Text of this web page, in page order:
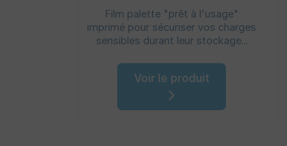
Film palette "prêt à l'usage"
imprimé pour sécuriser vos charges
sensibles durant leur stockage...
Voir le produit